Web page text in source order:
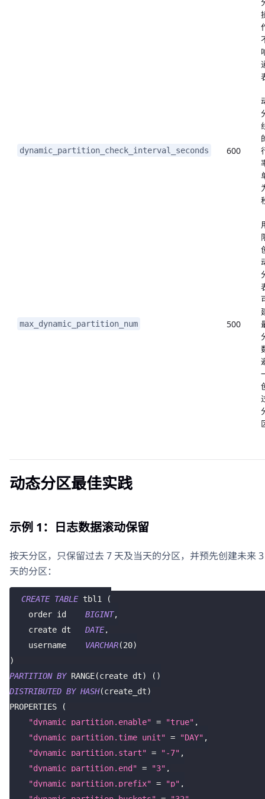
dynamic_partition_check_interval_seconds 600
max_dynamic_partition_num 500
动态分区最佳实践
示例 1：日志数据滚动保留
按天分区，只保留过去 7 天及当天的分区，并预先创建未来 3
天的分区：
CREATE TABLE tbl1
(
    order_id
BIGINT,
    create_dt
DATE,
    username
VARCHAR(20)
)
PARTITION BY RANGE(create_dt) ( )
DISTRIBUTED BY HASH(create_dt)
PROPERTIES
(
"dynamic_partition.enable" = "true"
"dynamic_partition.time_unit" = "DAY"
"dynamic_partition.start" = "-7"
"dynamic_partition.end" = "3"
"dynamic_partition.prefix" = "p"